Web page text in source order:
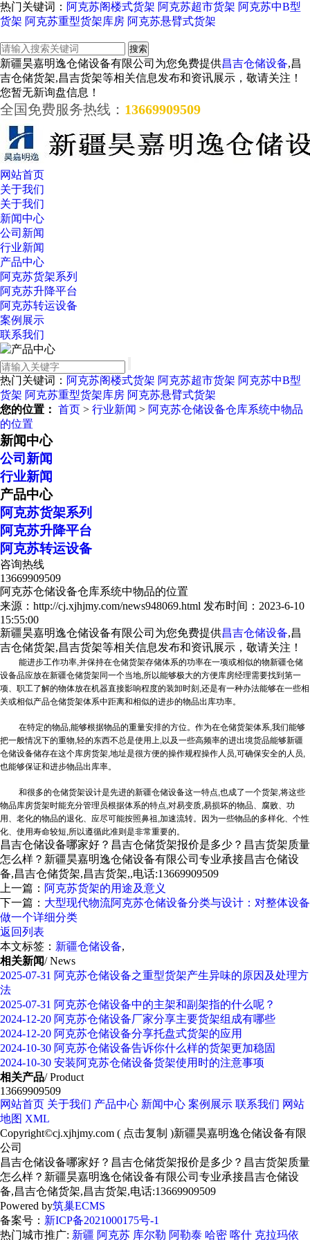
热门关键词： 阿克苏阁楼式货架 阿克苏超市货架 阿克苏中B型
货架 阿克苏重型货架库房 阿克苏悬臂式货架
新疆昊嘉明逸仓储设备有限公司为您免费提供昌吉仓储设备,昌
吉仓储货架,昌吉货架等相关信息发布和资讯展示，敬请关注！
您暂无新询盘信息！
全国免费服务热线： 13669909509
网站首页
关于我们
关于我们
新闻中心
公司新闻
行业新闻
产品中心
阿克苏货架系列
阿克苏升降平台
阿克苏转运设备
案例展示
联系我们
热门关键词： 阿克苏阁楼式货架 阿克苏超市货架 阿克苏中B型
货架 阿克苏重型货架库房 阿克苏悬臂式货架
您的位置： 首页 > 行业新闻 > 阿克苏仓储设备仓库系统中物品
的位置
新闻中心
公司新闻
行业新闻
产品中心
阿克苏货架系列
阿克苏升降平台
阿克苏转运设备
咨询热线
13669909509
阿克苏仓储设备仓库系统中物品的位置
来源：http://cj.xjhjmy.com/news948069.html 发布时间：2023-6-10
15:55:00
新疆昊嘉明逸仓储设备有限公司为您免费提供昌吉仓储设备,昌
吉仓储货架,昌吉货架等相关信息发布和资讯展示，敬请关注！
能进步工作功率,并保持在仓储货架存储体系的功率在一项或相似的物新疆仓储
设备品应放在新疆仓储货架同一个当地,所以能够极大的方便库房经理需要找到第一
项、职工了解的物体放在机器直接影响程度的装卸时刻,还是有一种办法能够在一些相
关或相似产品仓储货架体系中距离和相似的进步的物品出库功率。
在特定的物品,能够根据物品的重量安排的方位。作为在仓储货架体系,我们能够
把一般情况下的重物,轻的东西不总是使用上,以及一些高频率的进出境货品能够新疆
仓储设备储存在这个库房货架,地址是很方便的操作规程操作人员,可确保安全的人员,
也能够保证和进步物品出库率。
和很多的仓储货架设计是先进的新疆仓储设备这一特点,也成了一个货架,将这些
物品库房货架时能充分管理员根据体系的特点,对易变质,易损坏的物品、腐败、功
用、老化的物品的退化、应尽可能按照鼻祖,加速流转。因为一些物品的多样化、个性
化、使用寿命较短,所以遵循此准则是非常重要的。
昌吉仓储设备哪家好？昌吉仓储货架报价是多少？昌吉货架质量
怎么样？新疆昊嘉明逸仓储设备有限公司专业承接昌吉仓储设
备,昌吉仓储货架,昌吉货架,,电话:13669909509
上一篇： 阿克苏货架的用途及意义
下一篇： 大型现代物流阿克苏仓储设备分类与设计：对整体设备
做一个详细分类
返回列表
本文标签： 新疆仓储设备,
相关新闻/ News
2025-07-31 阿克苏仓储设备之重型货架产生异味的原因及处理方
法
2025-07-31 阿克苏仓储设备中的主架和副架指的什么呢？
2024-12-20 阿克苏仓储设备厂家分享主要货架组成有哪些
2024-12-20 阿克苏仓储设备分享托盘式货架的应用
2024-10-30 阿克苏仓储设备告诉你什么样的货架更加稳固
2024-10-30 安装阿克苏仓储设备货架使用时的注意事项
相关产品/ Product
13669909509
网站首页 关于我们 产品中心 新闻中心 案例展示 联系我们 网站
地图 XML
Copyright©cj.xjhjmy.com ( 点击复制 )新疆昊嘉明逸仓储设备有限
公司
昌吉仓储设备哪家好？昌吉仓储货架报价是多少？昌吉货架质量
怎么样？新疆昊嘉明逸仓储设备有限公司专业承接昌吉仓储设
备,昌吉仓储货架,昌吉货架,电话:13669909509
Powered by筑巢ECMS
备案号： 新ICP备2021000175号-1
热门城市推广: 新疆 阿克苏 库尔勒 阿勒泰 哈密 喀什 克拉玛依